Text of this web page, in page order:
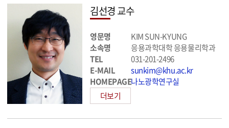
김선경 교수
영문명
KIM SUN-KYUNG
소속명
응용과학대학 응용물리학과
TEL
031-201-2496
E-MAIL
sunkim@khu.ac.kr
HOMEPAGE나노광학연구실
더보기